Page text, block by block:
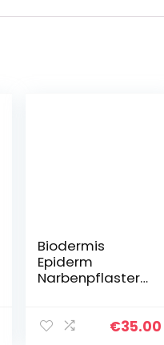
Biodermis
Epiderm
Narbenpflaster
Silikon 3,6x15cm,
€35.00